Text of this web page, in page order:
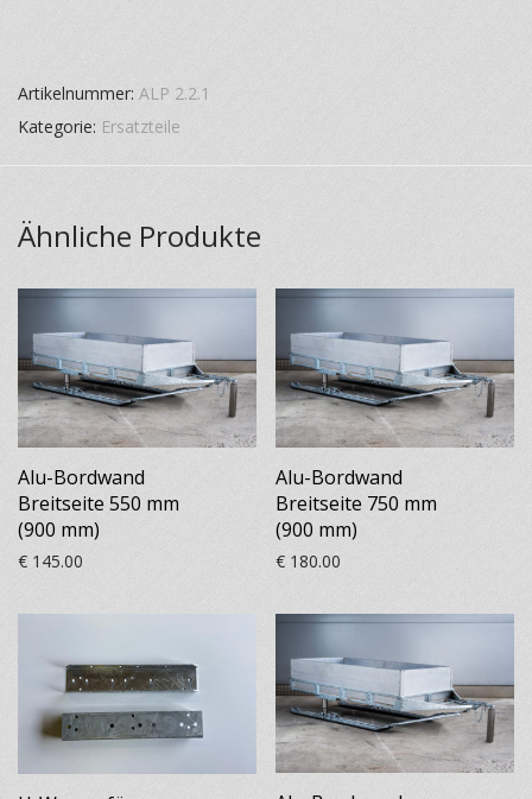
Artikelnummer: ALP 2.2.1
Kategorie: Ersatzteile
Ähnliche Produkte
Alu-Bordwand
Breitseite 550 mm
(900 mm)
€ 145.00
Alu-Bordwand
Breitseite 750 mm
(900 mm)
€ 180.00